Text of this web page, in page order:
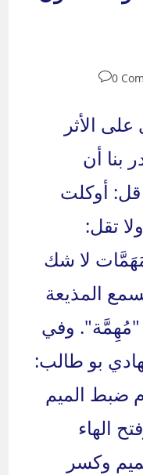
0
الأثر
بنا أن
قل: أوكلت
تقل:
لا شك
المذيعة
"مُهِمَّة". وفي
بو طالب:
ضبط الميم
الهاء
وكسر